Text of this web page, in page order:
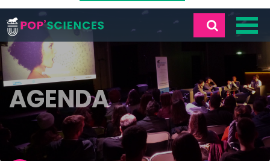
AGENDA